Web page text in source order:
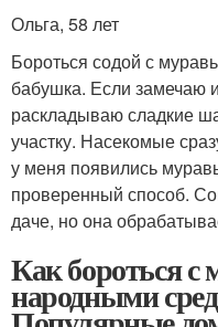
Ольга, 58 лет
Бороться содой с
бабушка. Если замечаю
раскладываю сладкие
участку. Насекомые
у меня появились
проверенный способ.
даче, но она
Как бороться с
народными